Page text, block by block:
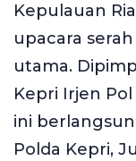
Kepulauan
upacara
utama.
Kepri Irjen Pol
ini
Polda Kepri,